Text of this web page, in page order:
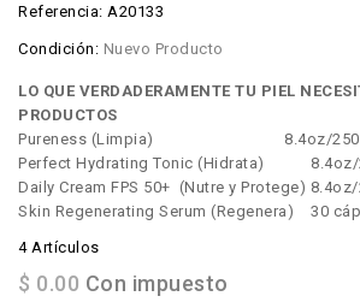
Referencia: A20133
Condición: Nuevo Producto
LO QUE VERDADERAMENTE TU PIEL
PRODUCTOS
Pureness (Limpia) 8.4oz/
Perfect Hydrating Tonic (Hidrata) 8.4oz/
Daily Cream FPS 50+ (Nutre y Protege) 8.4oz/
Skin Regenerating Serum (Regenera) 30
4 Artículos
$ 0.00 Con impuesto